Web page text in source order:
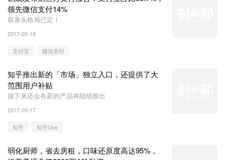
领先微信支付14%
双寡头格局已定！
2017-05-18
支付宝 微信支付
知乎推出新的「市场」独立入口，还提供了大
范围用户补贴
接下来还会有新的产品将陆续推出
2017-05-17
知乎 知乎Live
弱化厨师，省去房租，口味还原度高达95%，